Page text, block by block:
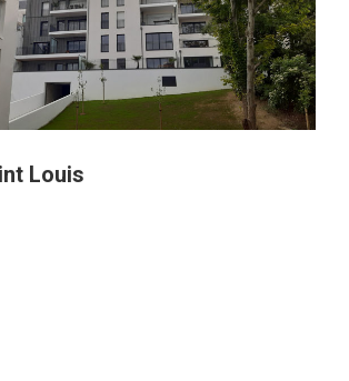
Louis